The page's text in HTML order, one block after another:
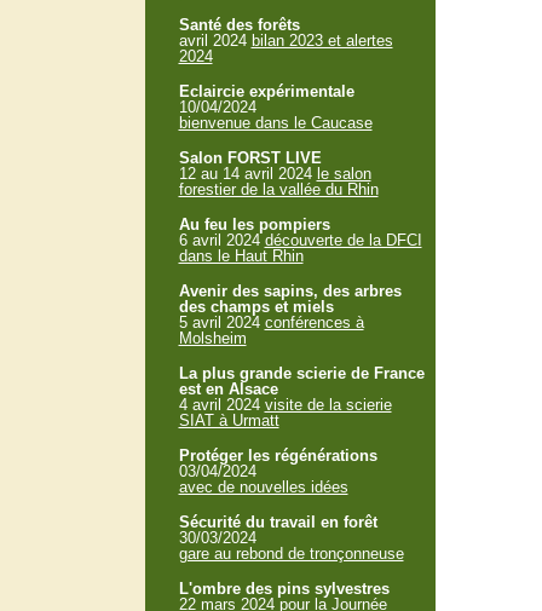
Santé des forêts
avril 2024 bilan 2023 et alertes
2024
Eclaircie expérimentale
10/04/2024
bienvenue dans le Caucase
Salon FORST LIVE
12 au 14 avril 2024 le salon
forestier de la vallée du Rhin
Au feu les pompiers
6 avril 2024 découverte de la DFCI
dans le Haut Rhin
Avenir des sapins, des arbres
des champs et miels
5 avril 2024 conférences à
Molsheim
La plus grande scierie de France
est en Alsace
4 avril 2024 visite de la scierie
SIAT à Urmatt
Protéger les régénérations
03/04/2024
avec de nouvelles idées
Sécurité du travail en forêt
30/03/2024
gare au rebond de tronçonneuse
L'ombre des pins sylvestres
22 mars 2024 pour la Journée